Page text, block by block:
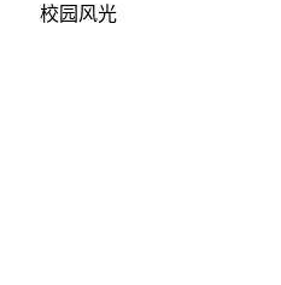
校园风光